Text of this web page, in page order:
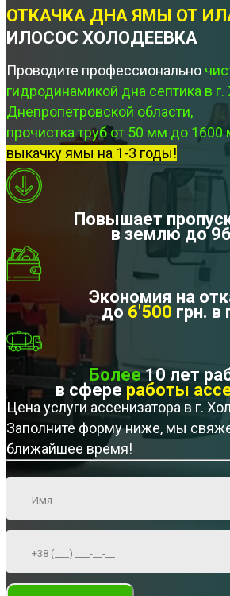
ОТКАЧКА ДНА ЯМЫ ОТ
ИЛОСОС ХОЛОДЕЕВКА
Проводите профессионально
гидродинамикой дна септика в
Днепропетровской области,
прочистка труб от 50 мм до 1600
выкачку ямы на 1-3 годы!
Повышает
в землю до
Экономия на
до 6'500 грн. в
Более10 лет
в сфере работы
Цена услуги ассенизатора в г.
Заполните форму ниже, мы
ближайшее время!